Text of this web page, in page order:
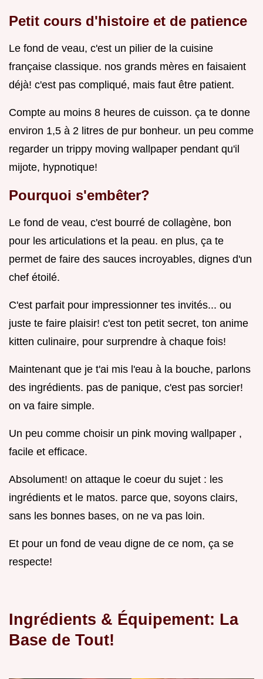
Petit cours d'histoire et de patience
Le fond de veau, c'est un pilier de la cuisine
française classique. nos grands mères en faisaient
déjà! c'est pas compliqué, mais faut être patient.
Compte au moins 8 heures de cuisson. ça te donne
environ 1,5 à 2 litres de pur bonheur. un peu comme
regarder un trippy moving wallpaper pendant qu'il
mijote, hypnotique!
Pourquoi s'embêter?
Le fond de veau, c'est bourré de collagène, bon
pour les articulations et la peau. en plus, ça te
permet de faire des sauces incroyables, dignes d'un
chef étoilé.
C'est parfait pour impressionner tes invités... ou
juste te faire plaisir! c'est ton petit secret, ton anime
kitten culinaire, pour surprendre à chaque fois!
Maintenant que je t'ai mis l'eau à la bouche, parlons
des ingrédients. pas de panique, c'est pas sorcier!
on va faire simple.
Un peu comme choisir un pink moving wallpaper ,
facile et efficace.
Absolument! on attaque le coeur du sujet : les
ingrédients et le matos. parce que, soyons clairs,
sans les bonnes bases, on ne va pas loin.
Et pour un fond de veau digne de ce nom, ça se
respecte!
Ingrédients & Équipement: La
Base de Tout!